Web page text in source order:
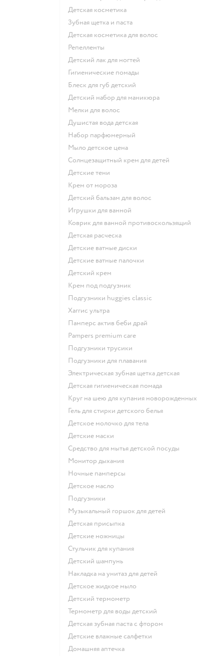
детская косметика
зубная щетка и паста
детская косметика для волос
репелленты
детский лак для ногтей
гигиенические помады
блеск для губ детский
детский набор для маникюра
мелки для волос
душистая вода детская
набор парфюмерный
мыло детское цена
солнцезащитный крем для детей
детские тени
крем от мороза
детский бальзам для волос
игрушки для ванной
коврик для ванной противоскользящий
детская расческа
детские ватные диски
детские ватные палочки
детский крем
крем под подгузник
подгузники huggies classic
хаггис ультра
памперс актив беби драй
pampers premium care
подгузники трусики
подгузники для плавания
электрическая зубная щетка детская
детская гигиеническая помада
круг на шею для купания новорожденных
гель для стирки детского белья
детское молочко для тела
детские маски
средство для мытья детской посуды
монитор дыхания
ночные памперсы
детское масло
подгузники
музыкальный горшок для детей
детская присыпка
детские ножницы
стульчик для купания
детский шампунь
накладка на унитаз для детей
детское жидкое мыло
детский термометр
термометр для воды детский
детская зубная паста с фтором
детские влажные салфетки
домашняя аптечка